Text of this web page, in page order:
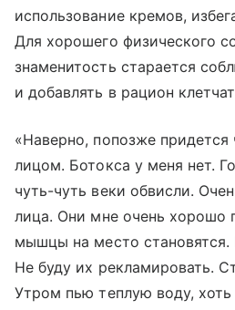
использование кремов,
Для хорошего физического
знаменитость старается
и добавлять в рацион
«Наверно, попозже придется
лицом. Ботокса у меня нет.
чуть-чуть веки обвисли.
лица. Они мне очень хорошо
мышцы на место
Не буду их рекламировать.
Утром пью теплую воду, хоть